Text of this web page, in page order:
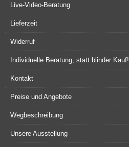
Live-Video-Beratung
Lieferzeit
Widerruf
Individuelle Beratung, statt blinder Kauf!
Kontakt
Preise und Angebote
Wegbeschreibung
Unsere Ausstellung